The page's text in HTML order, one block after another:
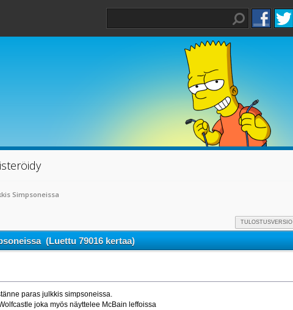
Simpsoneissa
TULOSTUSVERSIO
(Luettu 79016 kertaa)
paras julkkis simpsoneissa.
joka myös näyttelee McBain leffoissa